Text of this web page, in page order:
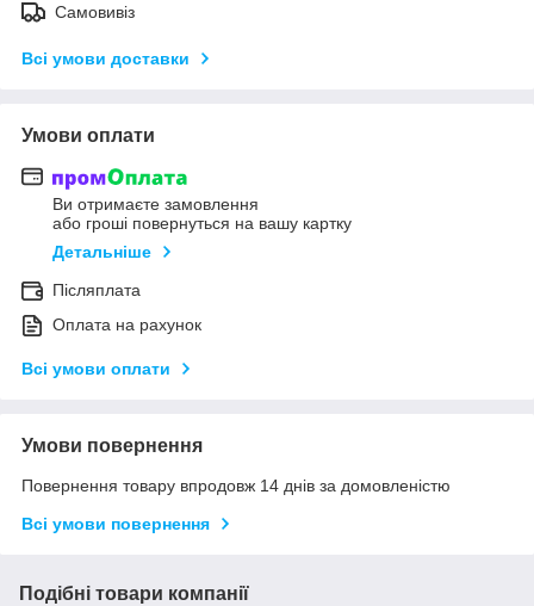
Самовивіз
Всі умови доставки
Умови оплати
Ви отримаєте замовлення
або гроші повернуться на вашу картку
Детальніше
Післяплата
Оплата на рахунок
Всі умови оплати
Умови повернення
Повернення товару впродовж 14 днів за домовленістю
Всі умови повернення
Подібні товари компанії